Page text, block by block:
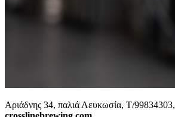
Αριάδνης 34, παλιά Λευκωσία, Τ/99834303,